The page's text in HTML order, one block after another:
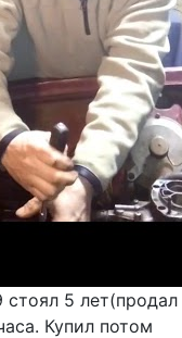
5 лет(продал
Купил потом